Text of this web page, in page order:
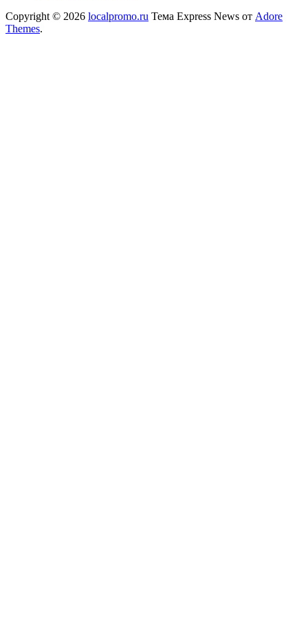
Copyright © 2026 localpromo.ru Тема Express News от Adore
Themes.